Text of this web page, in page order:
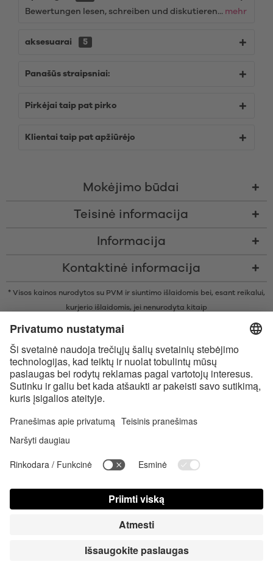
Bewertungen lesen, schreiben und diskutieren... mehr
aksesuarai 5
Panašūs straipsniai:
Pirkėjai taip pat pirko
Klientai taip pat apžiūrėjo
Mokėjimo būdai
Teisinė informacija
Informacija
Kontaktinė informacija
* Visos kainos nurodytos su PVM ir siuntimo išlaidomis bei, esant reikalui,
kurjerio išlaidomis, jei nenurodyta kitaip
* Žodinis prekių ženklas Bluetooth® ir logotipai yra registruoti „Bluetooth
SIG, Inc.“ prekių ženklai ir bet koks tokių prekių ženklų naudojimas
įmonėje „Satisfyer GmbH“ yra licencijuotas.
„Apple“, „Apple“ logotipas ir „Apple Watch“ yra „Apple Inc.“ prekių
ženklai. „Google Play“ ir „Google Play“ logotipas yra „Google LLC“ prekės
Contact us today Slapukų nustatymai
Kontaktinė informacija Spauda Registruotis